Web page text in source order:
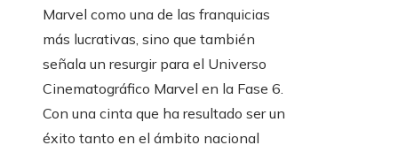
Marvel como una de las franquicias
más lucrativas, sino que también
señala un resurgir para el Universo
Cinematográfico Marvel en la Fase 6.
Con una cinta que ha resultado ser un
éxito tanto en el ámbito nacional